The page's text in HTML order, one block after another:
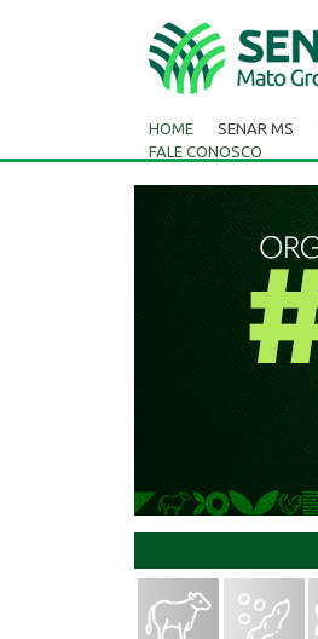
HOME SENAR MS
FALE CONOSCO